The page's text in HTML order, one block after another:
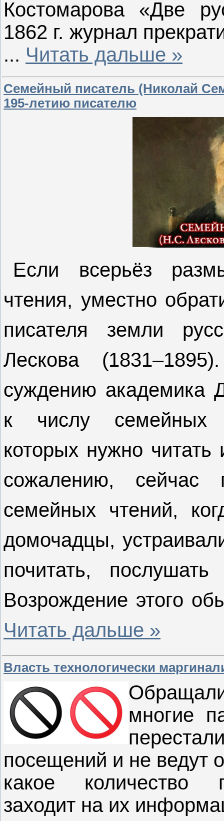
Костомарова «Две
1862 г. журнал
... Читать дальше »
Семейный писатель (Николай
195-летию писателю
Если всерьёз
чтения, уместно
писателя земли
Лескова
суждению академика
к числу семейных
которых нужно
сожалению, сейчас
семейных чтений,
домочадцы,
почитать,
Возрождение этого
Читать дальше »
Власть технологически
многие
посещений и не ведут
какое количество
заходит на их